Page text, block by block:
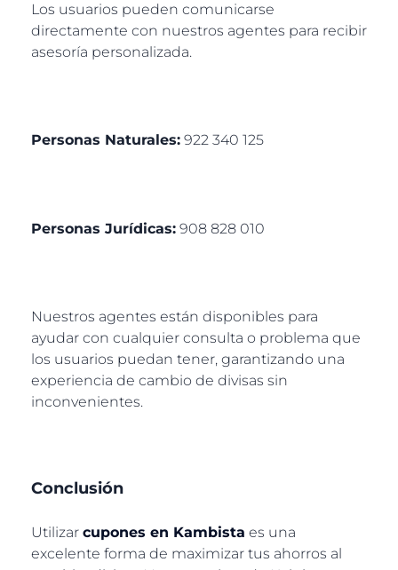
Los usuarios pueden comunicarse
directamente con nuestros agentes para recibir
asesoría personalizada.
Personas Naturales: 922 340 125
Personas Jurídicas: 908 828 010
Nuestros agentes están disponibles para
ayudar con cualquier consulta o problema que
los usuarios puedan tener, garantizando una
experiencia de cambio de divisas sin
inconvenientes.
Conclusión
Utilizar cupones en Kambista es una
excelente forma de maximizar tus ahorros al